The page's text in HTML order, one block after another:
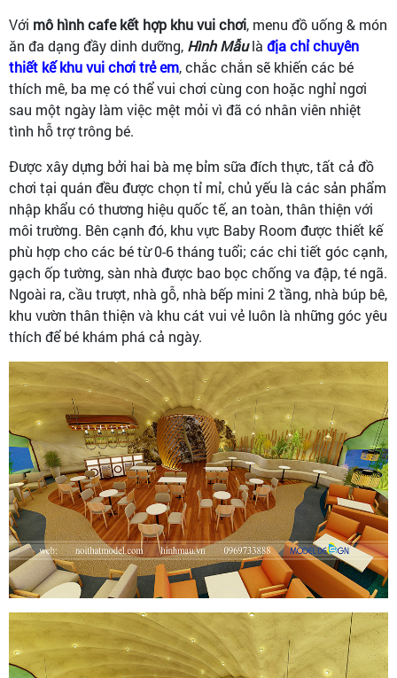
Với mô hình cafe kết hợp khu vui chơi, menu đồ uống & món
ăn đa dạng đầy dinh dưỡng, Hình Mẫulà địa chỉ chuyên
thiết kế khu vui chơi trẻ em, chắc chắn sẽ khiến các bé
thích mê, ba mẹ có thể vui chơi cùng con hoặc nghỉ ngơi
sau một ngày làm việc mệt mỏi vì đã có nhân viên nhiệt
tình hỗ trợ trông bé.
Được xây dựng bởi hai bà mẹ bỉm sữa đích thực, tất cả đồ
chơi tại quán đều được chọn tỉ mỉ, chủ yếu là các sản phẩm
nhập khẩu có thương hiệu quốc tế, an toàn, thân thiện với
môi trường. Bên cạnh đó, khu vực Baby Room được thiết kế
phù hợp cho các bé từ 0-6 tháng tuổi; các chi tiết góc cạnh,
gạch ốp tường, sàn nhà được bao bọc chống va đập, té ngã.
Ngoài ra, cầu trượt, nhà gỗ, nhà bếp mini 2 tầng, nhà búp bê,
khu vườn thân thiện và khu cát vui vẻ luôn là những góc yêu
thích để bé khám phá cả ngày.